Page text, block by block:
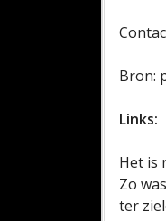
Bron:
Links:
Het is
Zo
ter